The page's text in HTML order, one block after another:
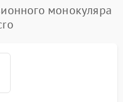
монокуляра